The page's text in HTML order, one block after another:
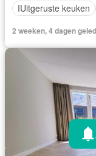
IUitgeruste keuken
2 weeken, 4 dagen